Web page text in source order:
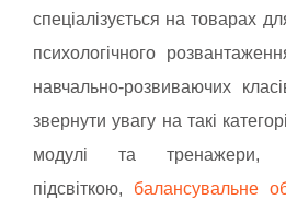
спеціалізується на товарах
психологічного
навчально-розвиваючих
звернути увагу на такі
модулі та тренажери,
підсвіткою, балансувальне